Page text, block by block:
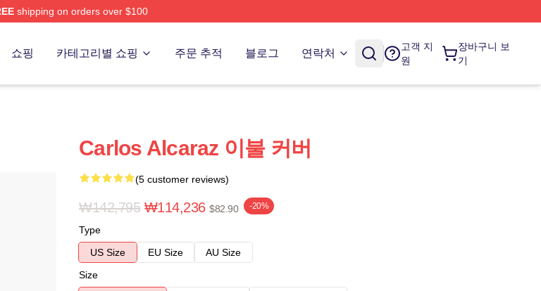
shipping on orders over $100
쇼핑 카테고리별 쇼핑 주문 추적 블로그 연락처
고객 지
원
장바구니 보
기
Carlos Alcaraz 이불 커버
(5 customer reviews)
₩142,795 ₩114,236 $82.90 -20%
Type
US Size
EU Size
AU Size
Size